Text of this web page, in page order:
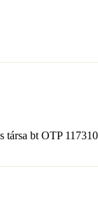
társa bt OTP